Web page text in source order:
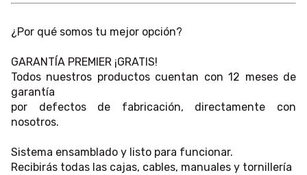
¿Por qué somos tu mejor opción?
GARANTÍA PREMIER ¡GRATIS!
Todos nuestros productos cuentan con 12 meses de
garantía
por defectos de fabricación, directamente con
nosotros.
Sistema ensamblado y listo para funcionar.
Recibirás todas las cajas, cables, manuales y tornillería